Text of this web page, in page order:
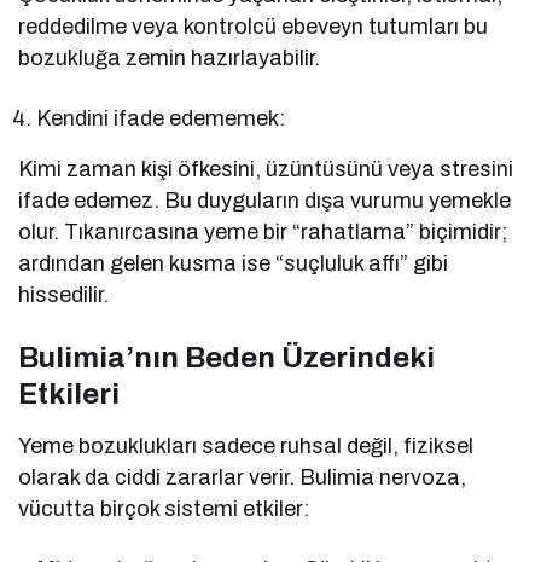
reddedilme veya kontrolcü ebeveyn tutumları bu
bozukluğa zemin hazırlayabilir.
Kendini ifade edememek:
Kimi zaman kişi öfkesini, üzüntüsünü veya stresini
ifade edemez. Bu duyguların dışa vurumu yemekle
olur. Tıkanırcasına yeme bir “rahatlama” biçimidir;
ardından gelen kusma ise “suçluluk affı” gibi
hissedilir.
Bulimia’nın Beden Üzerindeki
Etkileri
Yeme bozuklukları sadece ruhsal değil, fiziksel
olarak da ciddi zararlar verir. Bulimia nervoza,
vücutta birçok sistemi etkiler: